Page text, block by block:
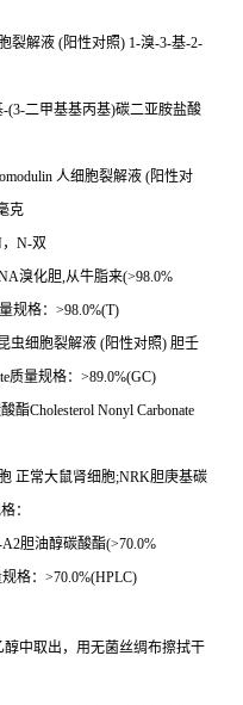
裂解液 (阳性对照) 1-溴-3-基-2-
-(3-二甲基基丙基)碳二亚胺盐酸
人细胞裂解液 (阳性对
克
， N-双
溴化胆,从牛脂来(>98.0%
规格： >98.0%(T)
虫细胞裂解液 (阳性对照) 胆壬
质量规格： >89.0%(GC)
酯Cholesterol Nonyl Carbonate
正常大鼠肾细胞;NRK胆庚基碳
：
A2胆油醇碳酸酯(>70.0%
格： >70.0%(HPLC)
醇中取出，用无菌丝绸布擦拭干